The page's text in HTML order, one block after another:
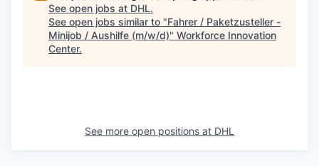
See open jobs at DHL.
See open jobs similar to "Fahrer / Paketzusteller -
Minijob / Aushilfe (m/w/d)" Workforce Innovation
Center.
See more open positions at DHL